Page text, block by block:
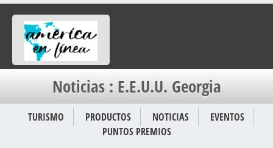
Noticias : E.E.U.U. Georgia
TURISMO PRODUCTOS NOTICIAS
EVENTOS
PUNTOS PREMIOS